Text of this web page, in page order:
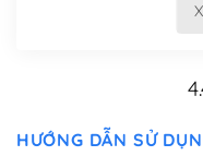
HƯỚNG DẪN SỬ